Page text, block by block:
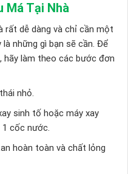
Má Tại Nhà
rất dễ dàng và chỉ cần một
những gì bạn sẽ cần. Để
hãy làm theo các bước đơn
nhỏ.
sinh tố hoặc máy xay
cốc nước.
hoàn toàn và chất lỏng